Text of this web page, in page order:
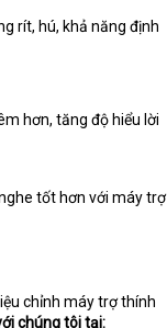
rít, hú, khả năng định
hơn, tăng độ hiểu lời
tốt hơn với máy trợ
chỉnh máy trợ thính
chúng tôi tại: